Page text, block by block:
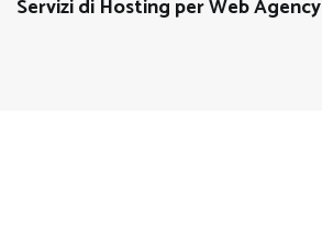
Servizi di Hosting per Web Agency